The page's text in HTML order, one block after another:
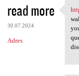
read more
30.07.2024
Adres